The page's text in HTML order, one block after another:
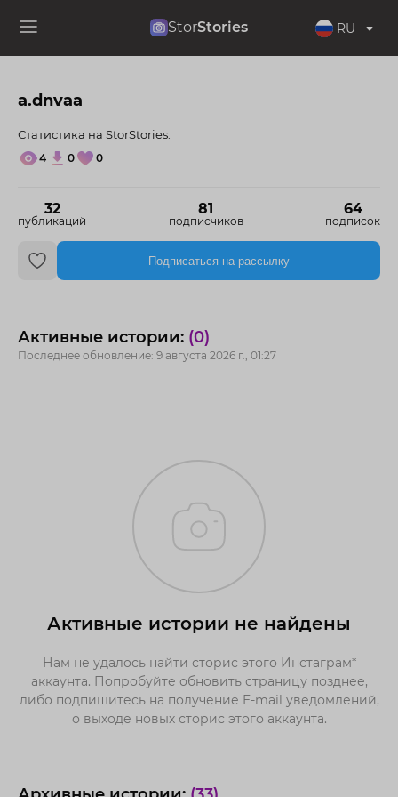
StorStories RU
a.dnvaa
32
публикаций
81
подписчиков
64
подписок
Статистика на StorStories:
4 0 0
Подписаться на рассылку
Активные истории: (0)
Последнее обновление: 9 августа 2026 г., 01:27
Активные истории не найдены
Нам не удалось найти сторис этого Инстаграм*
аккаунта. Попробуйте обновить страницу позднее,
либо подпишитесь на получение E-mail уведомлений,
о выходе новых сторис этого аккаунта.